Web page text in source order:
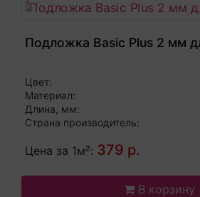
Подложка Basic Plus 2 мм
Цвет:
Материал:
Длина, мм:
Страна производитель:
Цена за 1м²: 379 р.
В корзину